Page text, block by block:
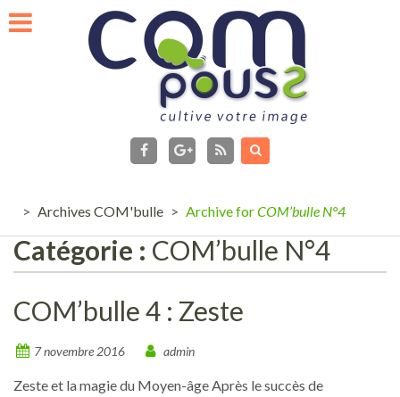
Skip
to
facebook
Flux
> Archives COM'bulle > Archive forCOM’bulle N°4
Catégorie : COM’bulle N°4
COM’bulle 4 : Zeste
7 novembre 2016 admin
Zeste et la magie du Moyen-âge Après le succès de